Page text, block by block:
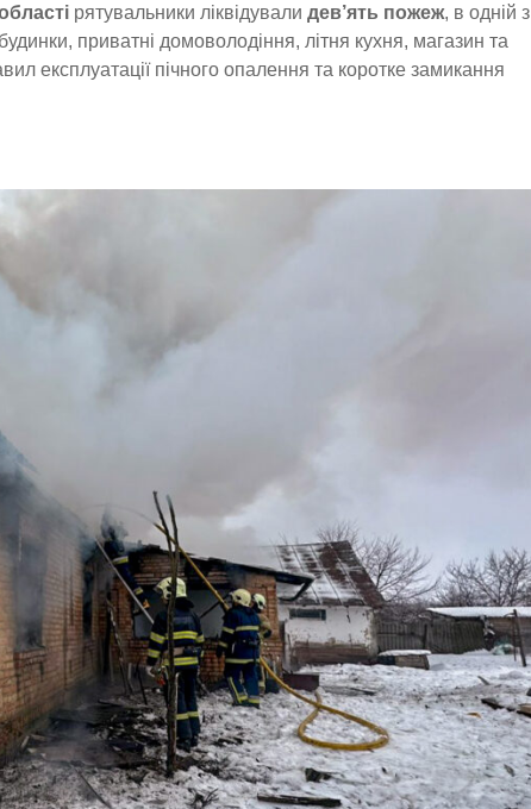
рятувальники ліквідували дев’ять пожеж, в одній з
приватні домоволодіння, літня кухня, магазин та
пічного опалення та коротке замикання